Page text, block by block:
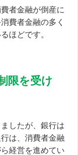
者金融が倒産に
費者金融の多く
ほどです。
限を受け
したが、銀行は
は、消費者金融
経営を進めてい